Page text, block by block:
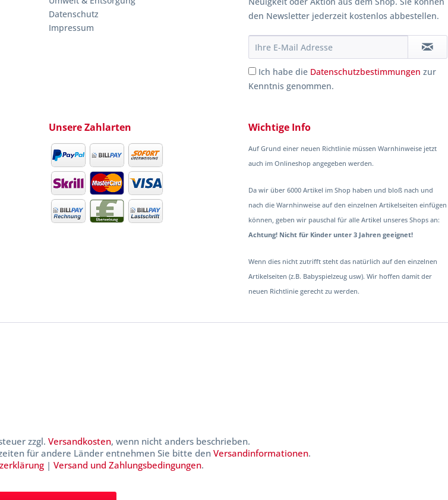
Datenschutz
Impressum
den Newsletter jederzeit kostenlos abbestellen.
Ich habe die Datenschutzbestimmungen zur
Kenntnis genommen.
Unsere Zahlarten Wichtige Info
Auf Grund einer neuen Richtlinie müssen Warnhinweise jetzt
auch im Onlineshop angegeben werden.
Da wir über 6000 Artikel im Shop haben und bloß nach und
nach die Warnhinweise auf den einzelnen Artikelseiten einfügen
können, geben wir pauschal für alle Artikel unseres Shops an:
Achtung! Nicht für Kinder unter 3 Jahren geeignet!
Wenn dies nicht zutrifft steht das natürlich auf den einzelnen
Artikelseiten (z.B. Babyspielzeug usw). Wir hoffen damit der
neuen Richtlinie gerecht zu werden.
zzgl. Versandkosten, wenn nicht anders beschrieben.
für andere Länder entnehmen Sie bitte den Versandinformationen.
| Versand und Zahlungsbedingungen.